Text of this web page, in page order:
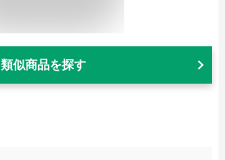
類似商品を探す